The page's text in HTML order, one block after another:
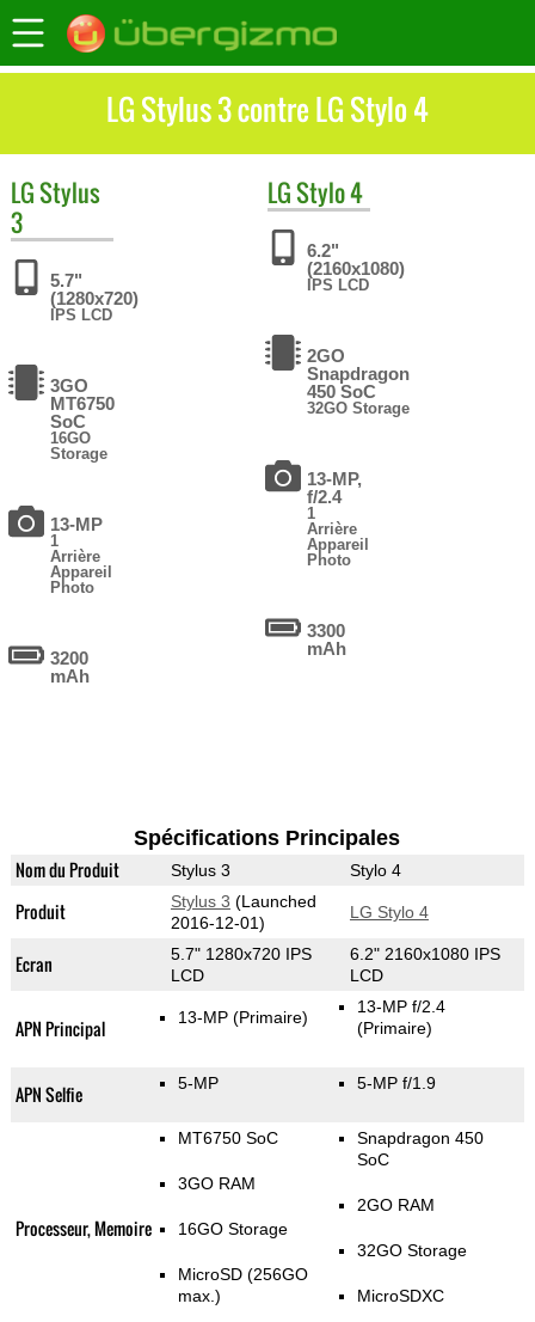
LG Stylus 3 contre LG Stylo 4
LGStylus
3
5.7"
(1280x720)
IPS LCD
3GO
MT6750
SoC
16GO
Storage
13-MP
1
Arrière
Appareil
Photo
3200
mAh
LGStylo 4
6.2"
(2160x1080)
IPS LCD
2GO
Snapdragon
450 SoC
32GO Storage
13-MP,
f/2.4
1
Arrière
Appareil
Photo
3300
mAh
Spécifications Principales
Nom du Produit Stylus 3 Stylo 4
Produit Stylus 3 (Launched
2016-12-01)
LG Stylo 4
Ecran
5.7" 1280x720 IPS
LCD
6.2" 2160x1080 IPS
LCD
APN Principal 13-MP (Primaire)
13-MP f/2.4
(Primaire)
APN Selfie 5-MP 5-MP f/1.9
Processeur, Memoire
MT6750 SoC
3GO RAM
16GO Storage
MicroSD (256GO
max.)
Snapdragon 450
SoC
2GO RAM
32GO Storage
MicroSDXC